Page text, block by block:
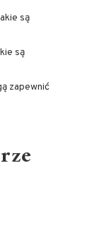
są
są
zapewnić